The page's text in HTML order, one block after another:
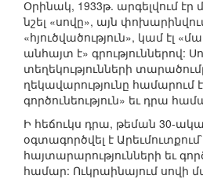
Օրինակ, 1933թ. արգելվում
նշել «սովը», այն
«հյուծվածություն», կամ էլ
անհայտ է» գրություններով:
տեղեկությունների
ղեկավարությունը համարում
գործունեություն» եւ դրա
Ի հեճուկս դրա, թեման 30-
օգտագործվել է
հայտարարությունների եւ
համար: Ուկրաինայում սովի